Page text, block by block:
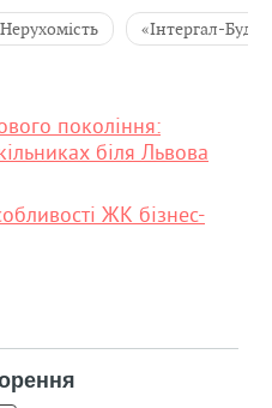
Нерухомість «Інтергал-Буд»
покоління:
біля Львова
ЖК бізнес-